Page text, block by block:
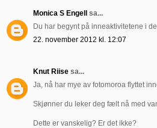
Monica S Engell sa...
Du har begynt på inneaktivitetene i
22. november 2012 kl. 12:07
Knut Riise sa...
Ja, nå har mye av fotomoroa flyttet
Skjønner du leker deg fælt nå med
Dette er vanskelig? Er det ikke?